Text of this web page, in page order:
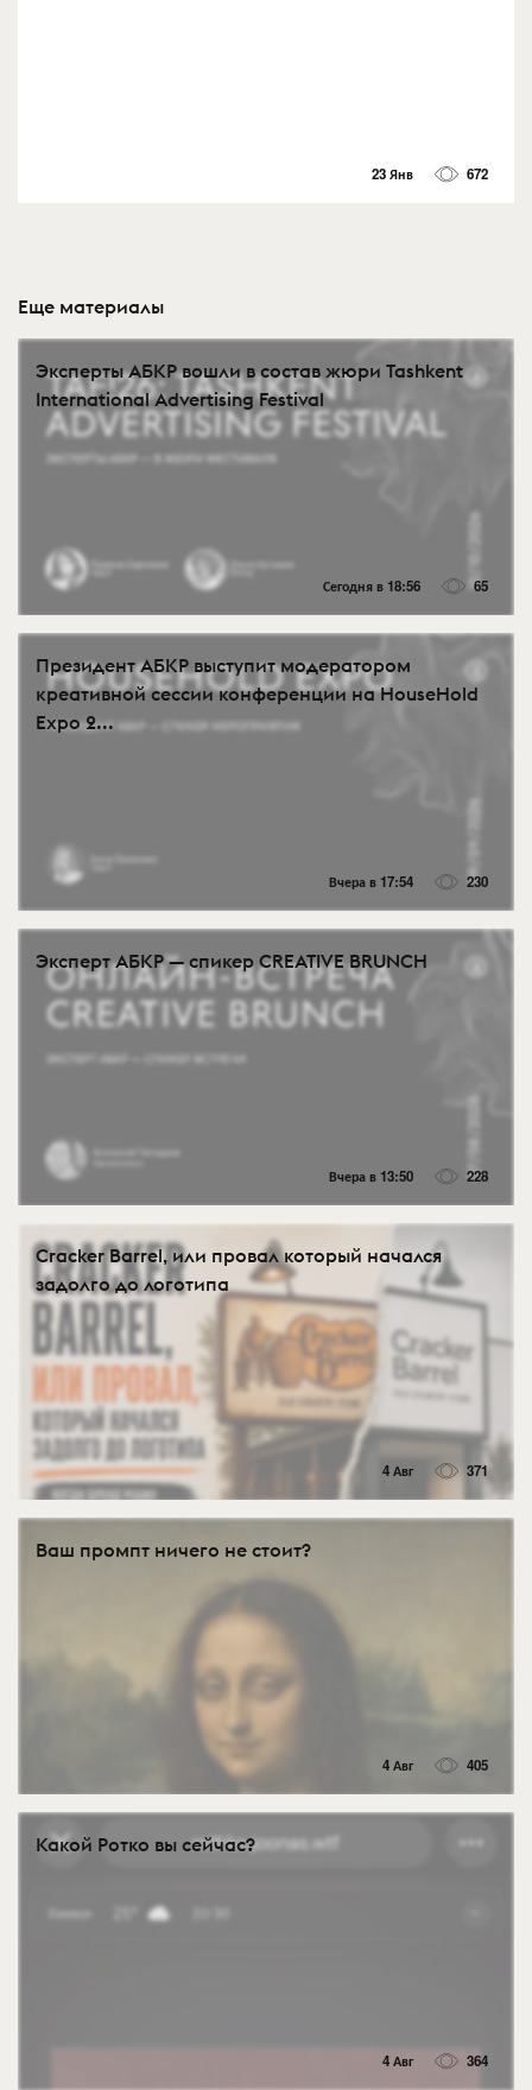
23 Янв 672
Еще материалы
Эксперты АБКР вошли в состав жюри Tashkent
International Advertising Festival
Сегодня в 18:56 65
Президент АБКР выступит модератором
креативной сессии конференции на HouseHold
Expo 2...
Вчера в 17:54 230
Эксперт АБКР — спикер CREATIVE BRUNCH
Вчера в 13:50 228
Cracker Barrel, или провал который начался
задолго до логотипа
4 Авг 371
Ваш промпт ничего не стоит?
4 Авг 405
Какой Ротко вы сейчас?
4 Авг 364